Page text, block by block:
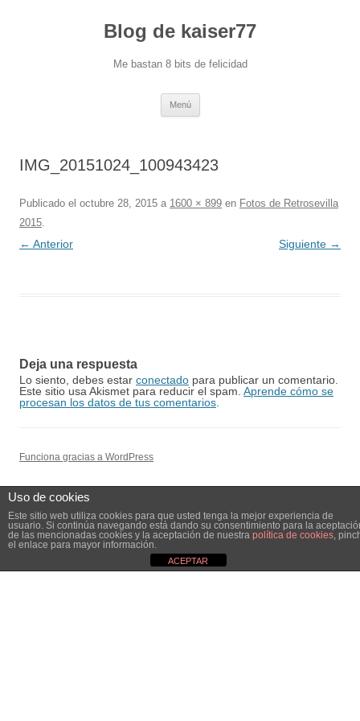
Blog de kaiser77
Me bastan 8 bits de felicidad
Menú
IMG_20151024_100943423
Publicado el octubre 28, 2015 a 1600 × 899 en Fotos de Retrosevilla
2015.
← Anterior Siguiente →
Deja una respuesta
Lo siento, debes estar conectado para publicar un comentario.
Este sitio usa Akismet para reducir el spam. Aprende cómo se
procesan los datos de tus comentarios
Funciona gracias a WordPress
Uso de cookies
Este sitio web utiliza cookies para que usted tenga la mejor experiencia de
usuario. Si continúa navegando está dando su consentimiento para la
de las mencionadas cookies y la aceptación de nuestra política de cookies,
el enlace para mayor información.
ACEPTAR